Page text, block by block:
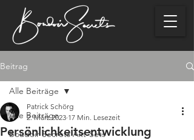
Beitrag
Alle Beiträge
Boudoir Secrets Akt-Sets
Alle Beiträge
Persönlichkeitsentwicklung
Patrick Schörg
2. März 2023 17 Min. Lesezeit